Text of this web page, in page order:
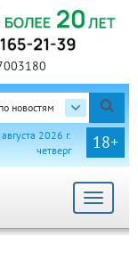
по новостям
18+
2026 г.
четверг
Toggle